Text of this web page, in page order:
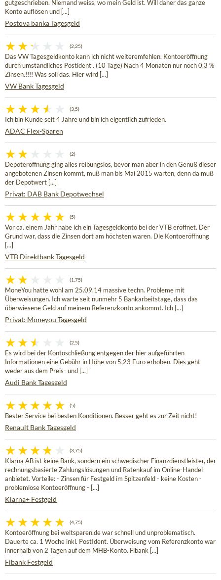
gutgeschrieben. Niemand weiss, wo mein Geld ist. Will daher das ganze
Konto auflösen und [...]
Postova banka Tagesgeld
(2,25)
Das VW Tagesgeldkonto kann ich nicht weiteremfehlen. Kontoeröffnung
durch umständliches Postident . (10 Tage) Nach 4 Monaten nur noch 0,3 %
Zinsen.!!!! Was soll das. Hier wird [...]
VW Bank Tagesgeld
(3,5)
Ich bin Kunde seit 4 Jahre und bin ich eigentlich zufrieden.
ADAC Flex-Sparen
(2)
Depoteröffnung ging alles reibungslos, bevor man aber in den Genuß dieser
angebotenen Zinsen kommt, muß man bis Mai 2015 warten, denn da muß
der Depotwert [...]
Privat: DAB Bank Depotwechsel
(5)
Vor ca. einem Jahr habe ich ein Tagesgeldkonto bei der VTB eröffnet. Der
Grund war, dass die Zinsen dort am höchsten waren. Die Kontoeröffnung
[...]
VTB Direktbank Tagesgeld
(1,75)
MoneYou hatte wohl am 25.09.14 massive techn. Probleme mit
Überweisungen. Ich warte seit nunmehr 5 Bankarbeitstage, dass das
überwiesene Geld auf meinem Referenzkonto ankommt. Ich [...]
Privat: Moneyou Tagesgeld
(2,5)
Es wird bei der Kontoschließung entgegen der hier aufgeführten
Informationen eine Gebühr in Höhe von 5,23 Euro erhoben. Dies geht
weder aus dem Preis- und [...]
Audi Bank Tagesgeld
(5)
Bester Service bei besten Konditionen. Besser geht es zur Zeit nicht!
Renault Bank Tagesgeld
(3,75)
Klarna AB ist keine Bank, sondern ein schwedischer Finanzdienstleister, der
rechnungsbasierte Zahlungslösungen und Ratenkauf im Online-Handel
anbietet. Vorteile: - Zinsen für Festgeld im Spitzenfeld - keine Kosten -
problemlose Kontoeröffnung - [...]
Klarna+ Festgeld
(4,75)
Kontoeröffnung bei weltsparen.de war schnell und unproblematisch.
Dauerte ca. 1 Woche inkl. PostIdent. Überweisung vom Referenzkonto war
innerhalb von 2 Tagen auf dem MHB-Konto. Fibank [...]
Fibank Festgeld